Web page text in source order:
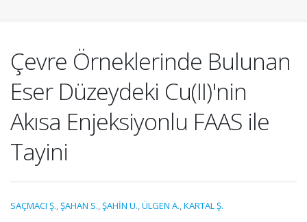
Çevre Örneklerinde Bulunan
Eser Düzeydeki Cu(II)'nin
Akısa Enjeksiyonlu FAAS ile
Tayini
SAÇMACI Ş.,ŞAHAN S.,ŞAHİN U.,ÜLGEN A.,KARTAL Ş.